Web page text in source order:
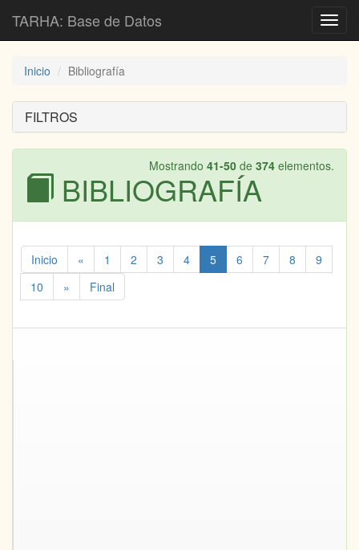
TARHA: Base de Datos
Inicio Bibliografía
FILTROS
Mostrando 41-50 de 374 elementos.
BIBLIOGRAFÍA
Inicio « 1 2 3 4 5 6 7 8
9
10
» Final